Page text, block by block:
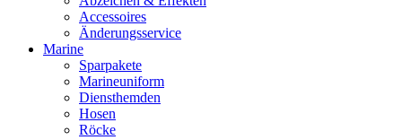
Accessoires
Änderungsservice
Marine
Sparpakete
Marineuniform
Diensthemden
Hosen
Röcke